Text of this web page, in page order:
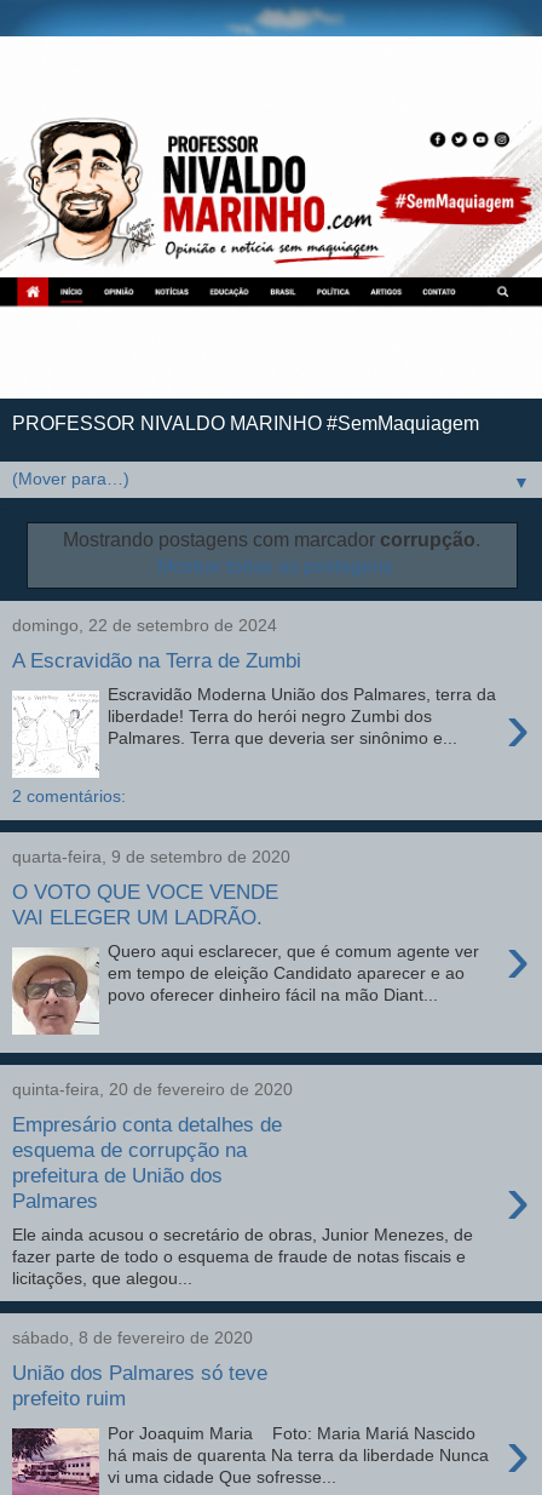
PROFESSOR NIVALDO MARINHO #SemMaquiagem
▼
Mostrando postagens com marcador corrupção.
Mostrar todas as postagens
domingo, 22 de setembro de 2024
A Escravidão na Terra de Zumbi
›
Escravidão Moderna União dos Palmares, terra da
liberdade! Terra do herói negro Zumbi dos
Palmares. Terra que deveria ser sinônimo e...
2 comentários:
quarta-feira, 9 de setembro de 2020
O VOTO QUE VOCE VENDE
VAI ELEGER UM LADRÃO.
›
Quero aqui esclarecer, que é comum agente ver
em tempo de eleição Candidato aparecer e ao
povo oferecer dinheiro fácil na mão Diant...
quinta-feira, 20 de fevereiro de 2020
Empresário conta detalhes de
esquema de corrupção na
prefeitura de União dos
Palmares
›
Ele ainda acusou o secretário de obras, Junior Menezes, de
fazer parte de todo o esquema de fraude de notas fiscais e
licitações, que alegou...
sábado, 8 de fevereiro de 2020
União dos Palmares só teve
prefeito ruim
›
Por Joaquim Maria Foto: Maria Mariá Nascido
há mais de quarenta Na terra da liberdade Nunca
vi uma cidade Que sofresse...